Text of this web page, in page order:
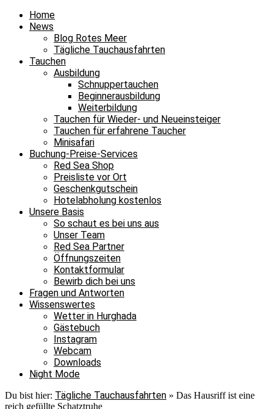
Home
News
Blog Rotes Meer
Tägliche Tauchausfahrten
Tauchen
Ausbildung
Schnuppertauchen
Beginnerausbildung
Weiterbildung
Tauchen für Wieder- und Neueinsteiger
Tauchen für erfahrene Taucher
Minisafari
Buchung-Preise-Services
Red Sea Shop
Preisliste vor Ort
Geschenkgutschein
Hotelabholung kostenlos
Unsere Basis
So schaut es bei uns aus
Unser Team
Red Sea Partner
Öffnungszeiten
Kontaktformular
Bewirb dich bei uns
Fragen und Antworten
Wissenswertes
Wetter in Hurghada
Gästebuch
Instagram
Webcam
Downloads
Night Mode
Du bist hier: Tägliche Tauchausfahrten » Das Hausriff ist eine
reich gefüllte Schatztruhe